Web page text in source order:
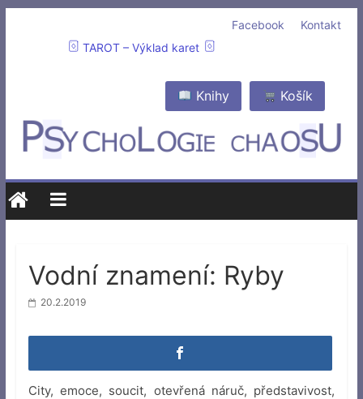
Kontakt
Facebook
TAROT – Výklad karet
Košík
Knihy
Vodní znamení: Ryby
20.2.2019
City, emoce, soucit, otevřená náruč, představivost,